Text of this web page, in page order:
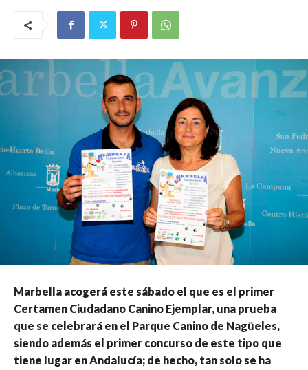
Marbella acogerá este sábado el que es el primer
Certamen Ciudadano Canino Ejemplar, una prueba
que se celebrará en el Parque Canino de Nagüeles,
siendo además el primer concurso de este tipo que
tiene lugar en Andalucía; de hecho, tan solo se ha